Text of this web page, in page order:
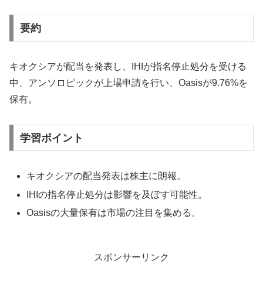
要約
キオクシアが配当を発表し、IHIが指名停止処分を受ける
中、アンソロピックが上場申請を行い、Oasisが9.76%を
保有。
学習ポイント
キオクシアの配当発表は株主に朗報。
IHIの指名停止処分は影響を及ぼす可能性。
Oasisの大量保有は市場の注目を集める。
スポンサーリンク